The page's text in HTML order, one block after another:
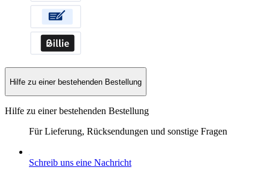
Hilfe zu einer bestehenden Bestellung
Hilfe zu einer bestehenden Bestellung
Für Lieferung, Rücksendungen und sonstige Fragen
Schreib uns eine Nachricht